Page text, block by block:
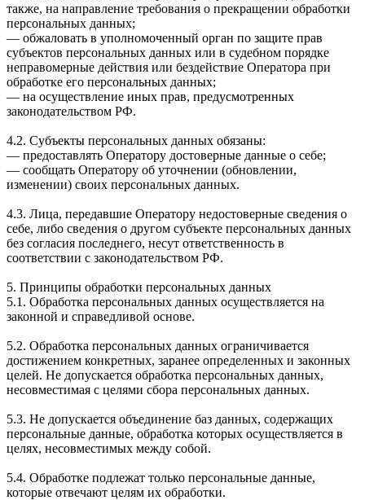
также, на направление требования о прекращении обработки
персональных данных;
— обжаловать в уполномоченный орган по защите прав
субъектов персональных данных или в судебном порядке
неправомерные действия или бездействие Оператора при
обработке его персональных данных;
— на осуществление иных прав, предусмотренных
законодательством РФ.
4.2. Субъекты персональных данных обязаны:
— предоставлять Оператору достоверные данные о себе;
— сообщать Оператору об уточнении (обновлении,
изменении) своих персональных данных.
4.3. Лица, передавшие Оператору недостоверные сведения о
себе, либо сведения о другом субъекте персональных данных
без согласия последнего, несут ответственность в
соответствии с законодательством РФ.
5. Принципы обработки персональных данных
5.1. Обработка персональных данных осуществляется на
законной и справедливой основе.
5.2. Обработка персональных данных ограничивается
достижением конкретных, заранее определенных и законных
целей. Не допускается обработка персональных данных,
несовместимая с целями сбора персональных данных.
5.3. Не допускается объединение баз данных, содержащих
персональные данные, обработка которых осуществляется в
целях, несовместимых между собой.
5.4. Обработке подлежат только персональные данные,
которые отвечают целям их обработки.